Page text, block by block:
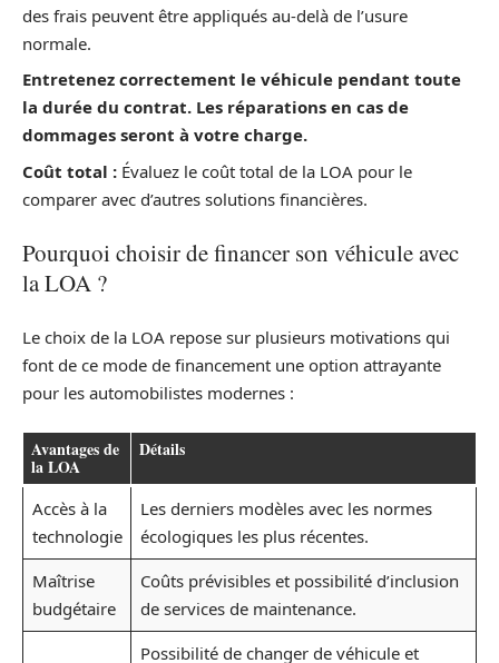
des frais peuvent être appliqués au-delà de l’usure
normale.
Entretenez correctement le véhicule pendant toute
la durée du contrat. Les réparations en cas de
dommages seront à votre charge.
Coût total : Évaluez le coût total de la LOA pour le
comparer avec d’autres solutions financières.
Pourquoi choisir de financer son véhicule avec
la LOA ?
Le choix de la LOA repose sur plusieurs motivations qui
font de ce mode de financement une option attrayante
pour les automobilistes modernes :
Avantages de
la LOA
Détails
Accès à la
technologie
Les derniers modèles avec les normes
écologiques les plus récentes.
Maîtrise
budgétaire
Coûts prévisibles et possibilité d’inclusion
de services de maintenance.
Possibilité de changer de véhicule et